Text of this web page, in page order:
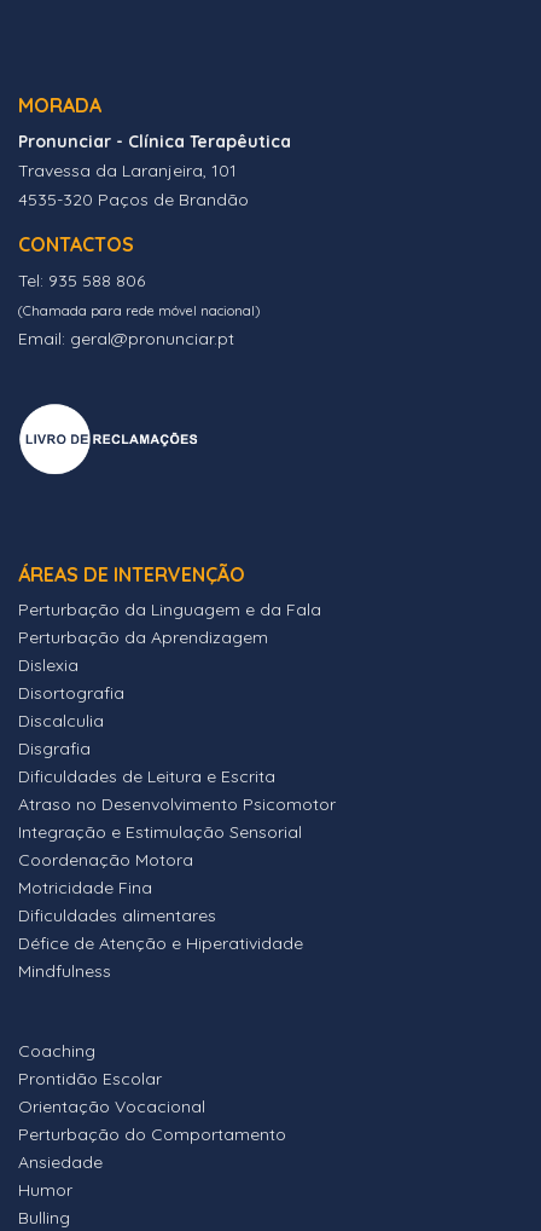
MORADA
Pronunciar - Clínica Terapêutica
Travessa da Laranjeira, 101
4535-320 Paços de Brandão
CONTACTOS
Tel: 935 588 806
(Chamada para rede móvel nacional)
Email: geral@pronunciar.pt
ÁREAS DE INTERVENÇÃO
Perturbação da Linguagem e da Fala
Perturbação da Aprendizagem
Dislexia
Disortografia
Discalculia
Disgrafia
Dificuldades de Leitura e Escrita
Atraso no Desenvolvimento Psicomotor
Integração e Estimulação Sensorial
Coordenação Motora
Motricidade Fina
Dificuldades alimentares
Défice de Atenção e Hiperatividade
Mindfulness
Coaching
Prontidão Escolar
Orientação Vocacional
Perturbação do Comportamento
Ansiedade
Humor
Bulling